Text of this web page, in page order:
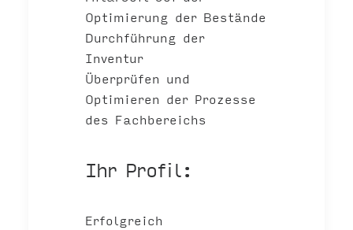
Optimierung der Bestände
Durchführung der
Inventur
Überprüfen und
Optimieren der Prozesse
des Fachbereichs
Ihr Profil:
Erfolgreich